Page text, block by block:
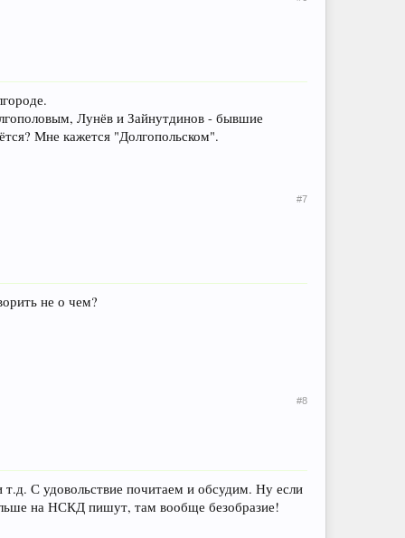
Лунёв и Зайнутдинов - бывшие
Мне кажется "Долгопольском".
#7
не о чем?
#8
С удовольствие почитаем и обсудим. Ну если
на НСКД пишут, там вообще безобразие!